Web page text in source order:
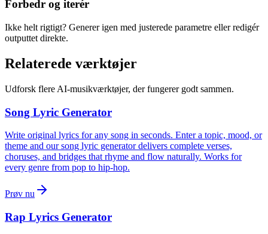
Forbedr og iterér
Ikke helt rigtigt? Generer igen med justerede parametre eller redigér
outputtet direkte.
Relaterede værktøjer
Udforsk flere AI-musikværktøjer, der fungerer godt sammen.
Song Lyric Generator
Write original lyrics for any song in seconds. Enter a topic, mood, or
theme and our song lyric generator delivers complete verses,
choruses, and bridges that rhyme and flow naturally. Works for
every genre from pop to hip-hop.
Prøv nu
Rap Lyrics Generator